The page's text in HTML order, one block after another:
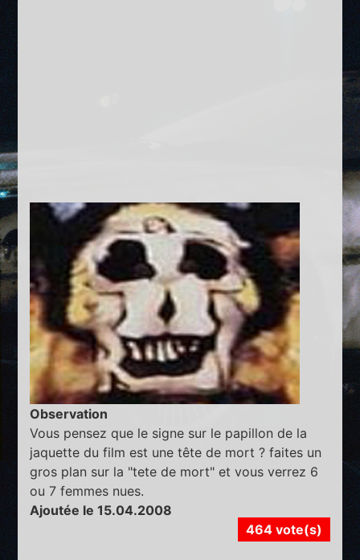
Observation
Vous pensez que le signe sur le papillon de la
jaquette du film est une tête de mort ? faites un
gros plan sur la "tete de mort" et vous verrez 6
ou 7 femmes nues.
Ajoutée le 15.04.2008
464 vote(s)